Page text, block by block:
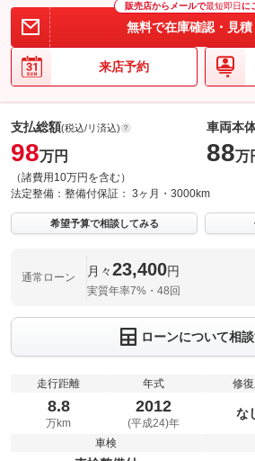
販売店からメールで最短即日 に
無料で在庫確認・見
来店予約
支払総額(税込/リ済込)
98万円
（諸費用10万円を含む）
車両本
88万
法定整備： 整備付保証： 3ヶ月・3000km
希望予算で相談してみる
通常ローン 月々23,400円
実質年率7%・48回
ローンについて相
走行距離
8.8
万km
年式
2012
(平成24)年
修
な
車検